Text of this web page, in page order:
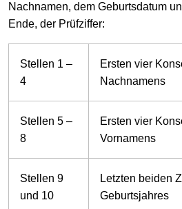
Nachnamen, dem Geburtsdatum
Ende, der Prüfziffer:
Stellen 1 –
4
Ersten vier
Nachnamens
Stellen 5 –
8
Ersten vier
Vornamens
Stellen 9
und 10
Letzten beiden
Geburtsjahres